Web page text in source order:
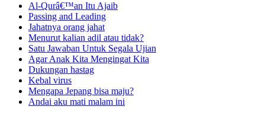
Al-Qurâ€™an Itu Ajaib
Passing and Leading
Jahatnya orang jahat
Menurut kalian adil atau tidak?
Satu Jawaban Untuk Segala Ujian
Agar Anak Kita Mengingat Kita
Dukungan hastag
Kebal virus
Mengapa Jepang bisa maju?
Andai aku mati malam ini